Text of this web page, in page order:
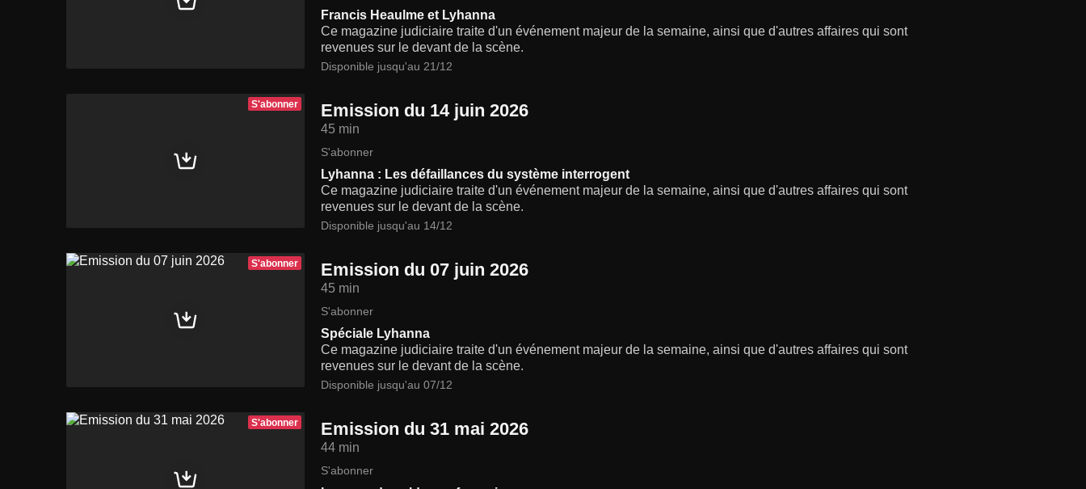
Francis Heaulme et Lyhanna
Ce magazine judiciaire traite d'un événement majeur de la semaine, ainsi que d'autres affaires qui sont
revenues sur le devant de la scène.
Disponible jusqu'au 21/12
S'abonner Emission du 14 juin 2026
45 min
S'abonner
Lyhanna : Les défaillances du système interrogent
Ce magazine judiciaire traite d'un événement majeur de la semaine, ainsi que d'autres affaires qui sont
revenues sur le devant de la scène.
Disponible jusqu'au 14/12
S'abonner Emission du 07 juin 2026
45 min
S'abonner
Spéciale Lyhanna
Ce magazine judiciaire traite d'un événement majeur de la semaine, ainsi que d'autres affaires qui sont
revenues sur le devant de la scène.
Disponible jusqu'au 07/12
S'abonner Emission du 31 mai 2026
44 min
S'abonner